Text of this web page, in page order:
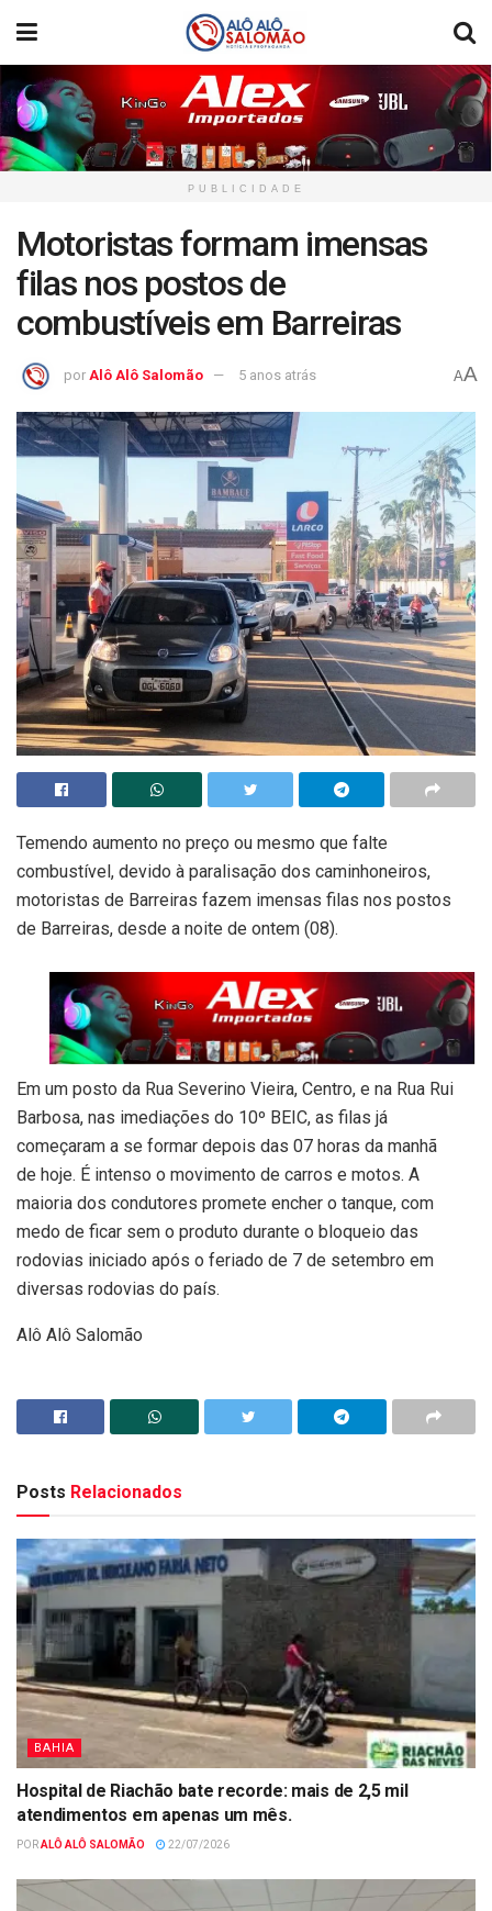
PUBLICIDADE
Motoristas formam imensas
filas nos postos de
combustíveis em Barreiras
por Alô Alô Salomão 5 anos atrás AA
Temendo aumento no preço ou mesmo que falte
combustível, devido à paralisação dos caminhoneiros,
motoristas de Barreiras fazem imensas filas nos postos
de Barreiras, desde a noite de ontem (08).
Em um posto da Rua Severino Vieira, Centro, e na Rua Rui
Barbosa, nas imediações do 10º BEIC, as filas já
começaram a se formar depois das 07 horas da manhã
de hoje. É intenso o movimento de carros e motos. A
maioria dos condutores promete encher o tanque, com
medo de ficar sem o produto durante o bloqueio das
rodovias iniciado após o feriado de 7 de setembro em
diversas rodovias do país.
Alô Alô Salomão
Posts Relacionados
BAHIA
Hospital de Riachão bate recorde: mais de 2,5 mil
atendimentos em apenas um mês.
PORALÔ ALÔ SALOMÃO 22/07/2026